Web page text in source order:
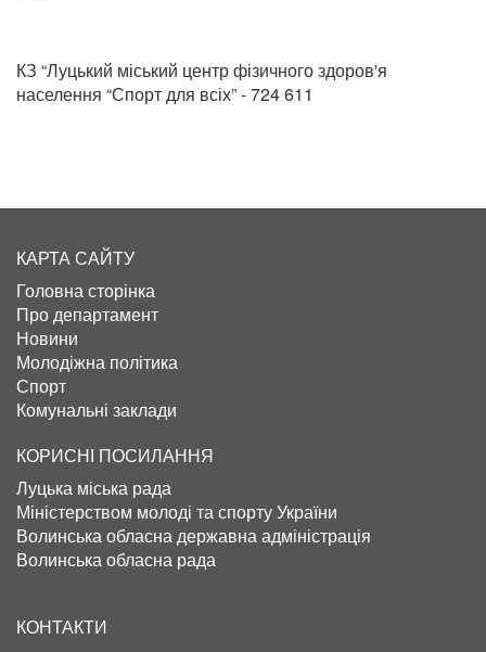
КЗ “Луцький міський центр фізичного здоров'я
населення “Спорт для всіх” - 724 611
КАРТА САЙТУ
Головна сторінка
Про департамент
Новини
Молодіжна політика
Спорт
Комунальні заклади
КОРИСНІ ПОСИЛАННЯ
Луцька міська рада
Міністерством молоді та спорту України
Волинська обласна державна адміністрація
Волинська обласна рада
КОНТАКТИ